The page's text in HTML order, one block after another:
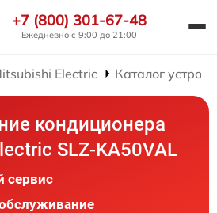
+7 (800) 301-67-48
Ежедневно с 9:00 до 21:00
Electric Каталог
кондиционера
SLZ-KA50VAL
сервис